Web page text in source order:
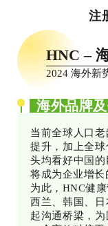
注
HNC–
2024 海外新
海外品牌
当前全球人口
提升，加上全
头均看好中国
将成为企业增长
为此，HNC健
西兰、韩国、
起沟通桥梁，